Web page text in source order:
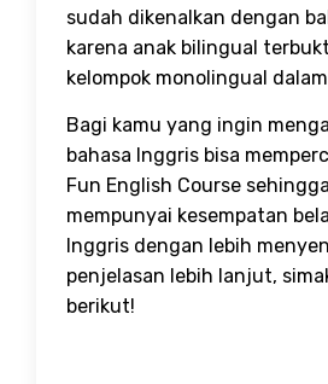
sudah dikenalkan dengan
karena anak bilingual
kelompok monolingual
Bagi kamu yang ingin
bahasa Inggris bisa
Fun English Course
mempunyai kesempatan
Inggris dengan lebih
penjelasan lebih lanjut,
berikut!